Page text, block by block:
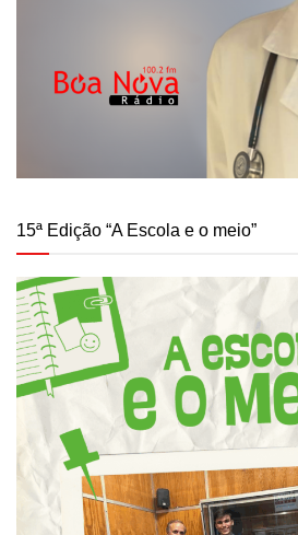
15ª Edição “A Escola e o meio”